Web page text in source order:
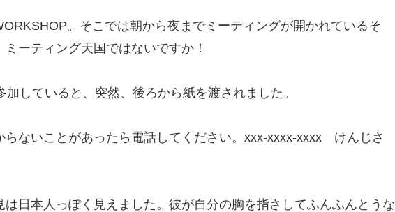
。そこでは朝から夜までミーティングが開かれているそ
ーティング天国ではないですか！
していると、突然、後ろから紙を渡されました。
らないことがあったら電話してください。xxx-xxxx-xxxx けんじさ
日本人っぽく見えました。彼が自分の胸を指さしてふんふんとうな